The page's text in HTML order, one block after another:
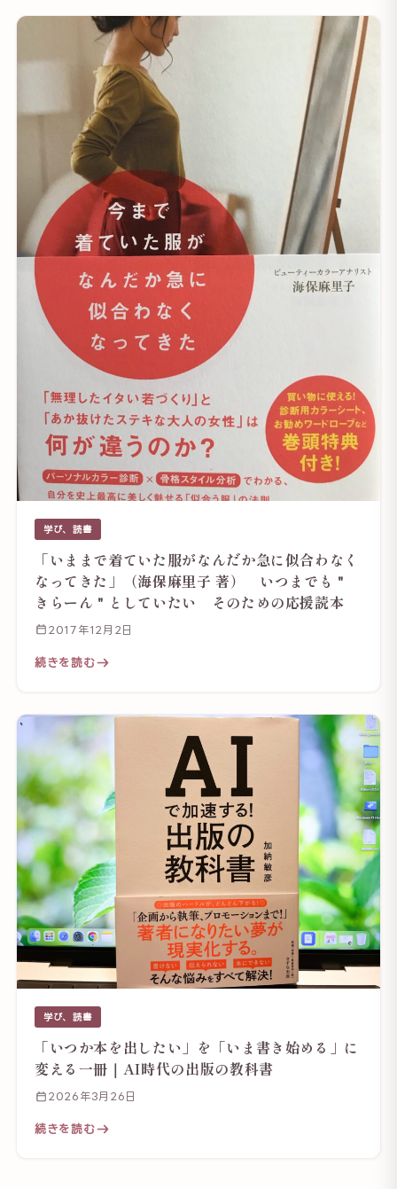
学び、読書
「いままで着ていた服がなんだか急に似合わなく
なってきた」（海保麻里子 著） いつまでも＂
きらーん＂としていたい そのための応援読本
2017年12月2日
続きを読む
学び、読書
「いつか本を出したい」を「いま書き始める」に
変える一冊｜AI時代の出版の教科書
2026年3月26日
続きを読む